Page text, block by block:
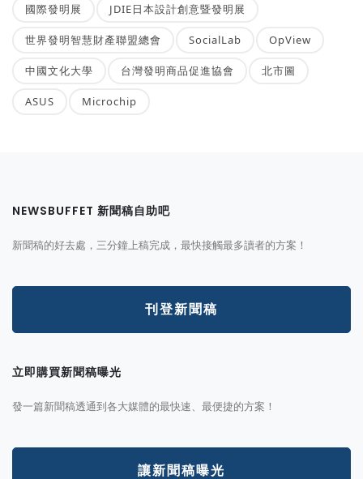
國際發明展 JDIE日本設計創意暨發明展
世界發明智慧財產聯盟總會 SocialLab OpView
中國文化大學 台灣發明商品促進協會 北市圖
ASUS Microchip
NEWSBUFFET 新聞稿自助吧
新聞稿的好去處，三分鐘上稿完成，最快接觸最多讀者的方案！
刊登新聞稿
立即購買新聞稿曝光
發一篇新聞稿透通到各大媒體的最快速、最便捷的方案！
讓新聞稿曝光